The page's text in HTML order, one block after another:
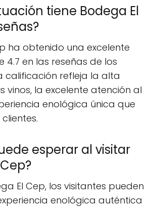
tiene Bodega El
ha obtenido una excelente
4.7 en las reseñas de los
calificación refleja la alta
vinos, la excelente atención al
enológica única que
esperar al visitar
El Cep, los visitantes pueden
enológica auténtica